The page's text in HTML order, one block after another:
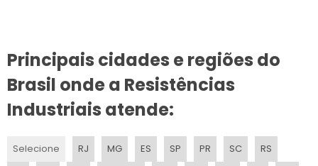
Principais cidades e regiões do
Brasil onde a Resistências
Industriais atende:
Selecione RJ MG ES SP PR SC
RS